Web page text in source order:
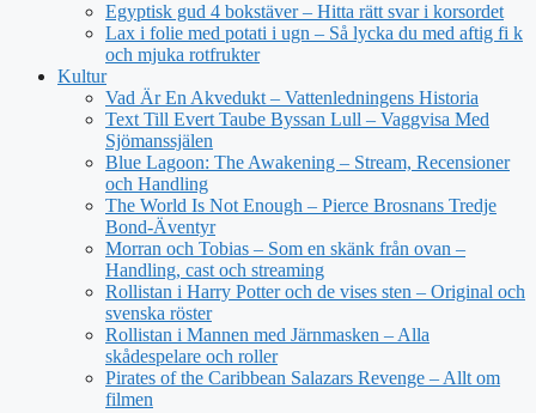
Egyptisk gud 4 bokstäver – Hitta rätt svar i korsordet
Lax i folie med potati i ugn – Så lycka du med aftig fi k
och mjuka rotfrukter
Kultur
Vad Är En Akvedukt – Vattenledningens Historia
Text Till Evert Taube Byssan Lull – Vaggvisa Med
Sjömanssjälen
Blue Lagoon: The Awakening – Stream, Recensioner
och Handling
The World Is Not Enough – Pierce Brosnans Tredje
Bond-Äventyr
Morran och Tobias – Som en skänk från ovan –
Handling, cast och streaming
Rollistan i Harry Potter och de vises sten – Original och
svenska röster
Rollistan i Mannen med Järnmasken – Alla
skådespelare och roller
Pirates of the Caribbean Salazars Revenge – Allt om
filmen